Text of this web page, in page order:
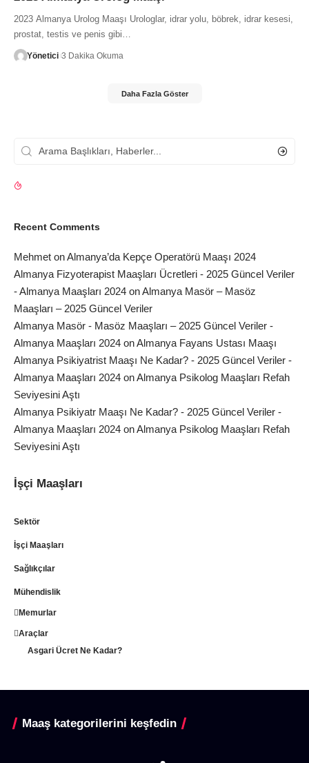
2023 Almanya Urolog Maaşı Urologlar, idrar yolu, böbrek, idrar kesesi,
prostat, testis ve penis gibi…
Yönetici 3 Dakika Okuma
Daha Fazla Göster
Recent Comments
Mehmet onAlmanya’da Kepçe Operatörü Maaşı 2024
Almanya Fizyoterapist Maaşları Ücretleri - 2025 Güncel Veriler
- Almanya Maaşları 2024 onAlmanya Masör – Masöz
Maaşları – 2025 Güncel Veriler
Almanya Masör - Masöz Maaşları – 2025 Güncel Veriler -
Almanya Maaşları 2024 onAlmanya Fayans Ustası Maaşı
Almanya Psikiyatrist Maaşı Ne Kadar? - 2025 Güncel Veriler -
Almanya Maaşları 2024 onAlmanya Psikolog Maaşları Refah
Seviyesini Aştı
Almanya Psikiyatr Maaşı Ne Kadar? - 2025 Güncel Veriler -
Almanya Maaşları 2024 onAlmanya Psikolog Maaşları Refah
Seviyesini Aştı
İşçi Maaşları
Sektör
İşçi Maaşları
Sağlıkçılar
Mühendislik
Memurlar
Araçlar
Asgari Ücret Ne Kadar?
Maaş kategorilerini keşfedin